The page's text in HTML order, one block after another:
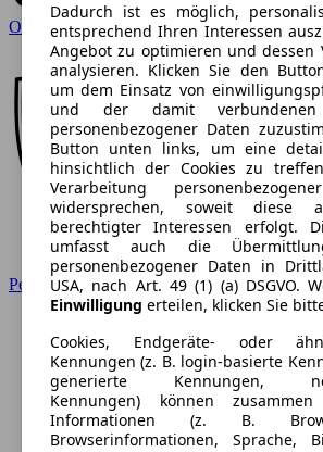
Opel
Peugeot
Dadurch ist es möglich,
entsprechend Ihren Interessen
Angebot zu optimieren und dessen
analysieren. Klicken Sie den
um dem Einsatz von
und der damit verbundenen
personenbezogener Daten
Button unten links, um eine
hinsichtlich der Cookies zu
Verarbeitung
widersprechen, soweit diese
berechtigter Interessen erfolgt.
umfasst auch die
personenbezogener Daten in
USA, nach Art. 49 (1) (a) DSGVO.
Einwilligung erteilen, klicken Sie
Cookies, Endgeräte- oder
Kennungen (z. B. login-basierte
generierte Kennungen,
Kennungen) können
Informationen (z. B.
Browserinformationen, Sprache,